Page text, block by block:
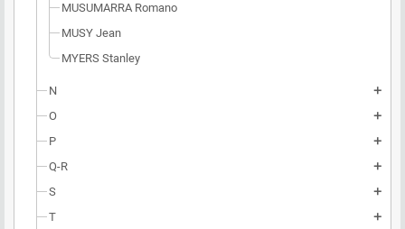
MUSUMARRA Romano
MUSY Jean
MYERS Stanley
N add
O add
P add
Q-R add
S add
T add